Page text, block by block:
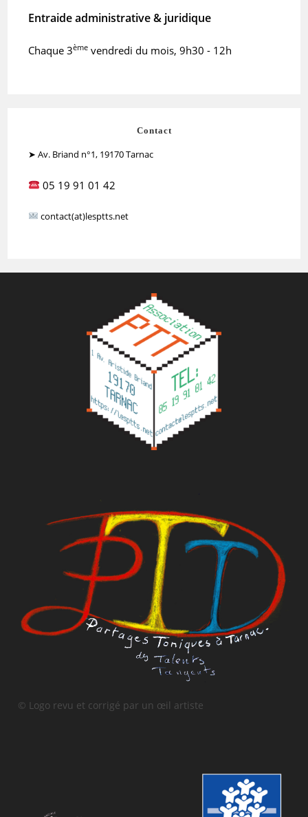
Entraide administrative & juridique
Chaque 3ème vendredi du mois, 9h30 - 12h
Contact
➤ Av. Briand n°1, 19170 Tarnac
05 19 91 01 42
contact(at)lesptts.net
© Logo revu et corrigé par un œil artiste